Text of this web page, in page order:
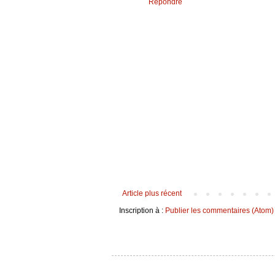
Article plus récent
Inscription à : Publier les commentaires (Atom)